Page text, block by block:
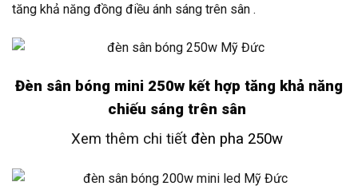
tăng khả năng đồng điều ánh sáng trên sân .
Đèn sân bóng mini 250w kết hợp tăng khả năng
chiếu sáng trên sân
Xem thêm chi tiết đèn pha 250w